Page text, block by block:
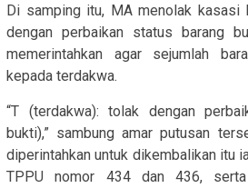
Di samping itu, MA menolak kasasi
dengan perbaikan status barang
memerintahkan agar sejumlah
kepada terdakwa.
“T (terdakwa): tolak dengan
bukti),” sambung amar putusan
diperintahkan untuk dikembalikan itu
TPPU nomor 434 dan 436,